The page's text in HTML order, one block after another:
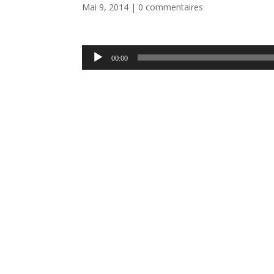
Mai 9, 2014 | 0 commentaires
Lecteur
audio
00:00